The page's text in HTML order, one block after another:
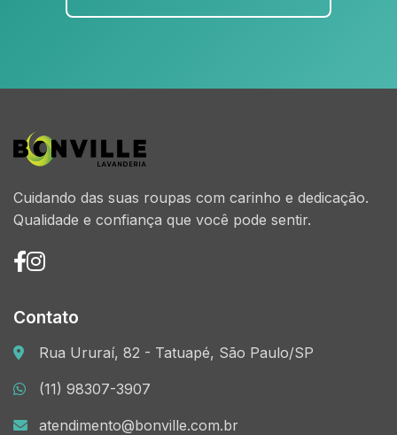
Cuidando das suas roupas com carinho e dedicação.
Qualidade e confiança que você pode sentir.
Contato
Rua Ururaí, 82 - Tatuapé, São Paulo/SP
(11) 98307-3907
atendimento@bonville.com.br